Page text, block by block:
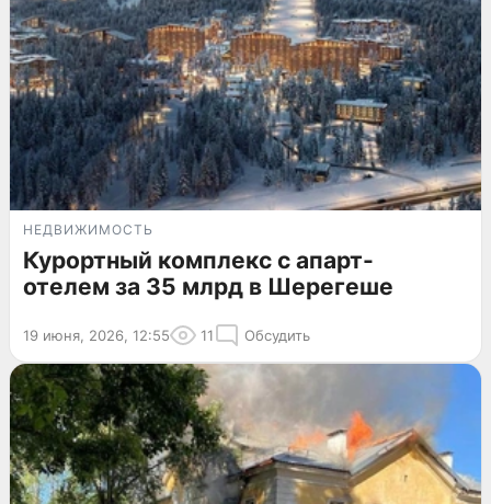
НЕДВИЖИМОСТЬ
Курортный комплекс с апарт-
отелем за 35 млрд в Шерегеше
19 июня, 2026, 12:55 11 Обсудить